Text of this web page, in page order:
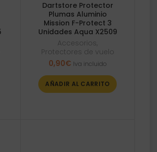
Dartstore Protector
Plumas Aluminio
Mission F-Protect 3
Unidades Aqua X2509
Accesorios,
Protectores de vuelo
0,90€ Iva incluido
AÑADIR AL CARRITO